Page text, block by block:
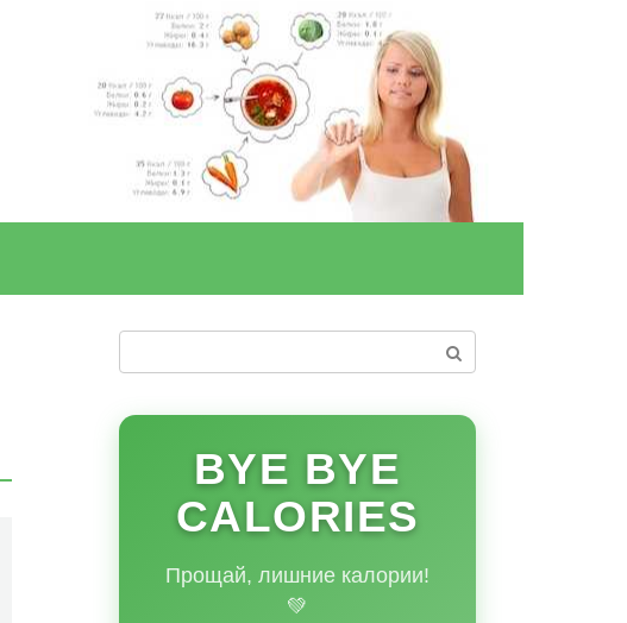
BYE BYE
CALORIES
Прощай, лишние калории!
💚